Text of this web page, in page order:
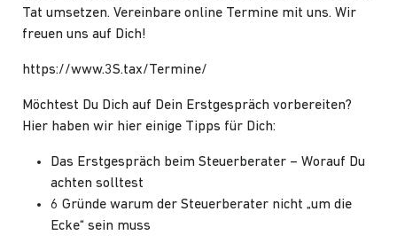
Tat umsetzen. Vereinbare online Termine mit uns. Wir
freuen uns auf Dich!
https://www.3S.tax/Termine/
Möchtest Du Dich auf Dein Erstgespräch vorbereiten?
Hier haben wir hier einige Tipps für Dich:
Das Erstgespräch beim Steuerberater – Worauf Du
achten solltest
6 Gründe warum der Steuerberater nicht „um die
Ecke“ sein muss